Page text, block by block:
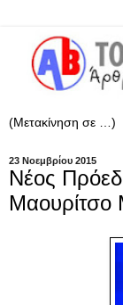
23 Νοεμβρίου 2015
Νέος
Μαουρίτσο